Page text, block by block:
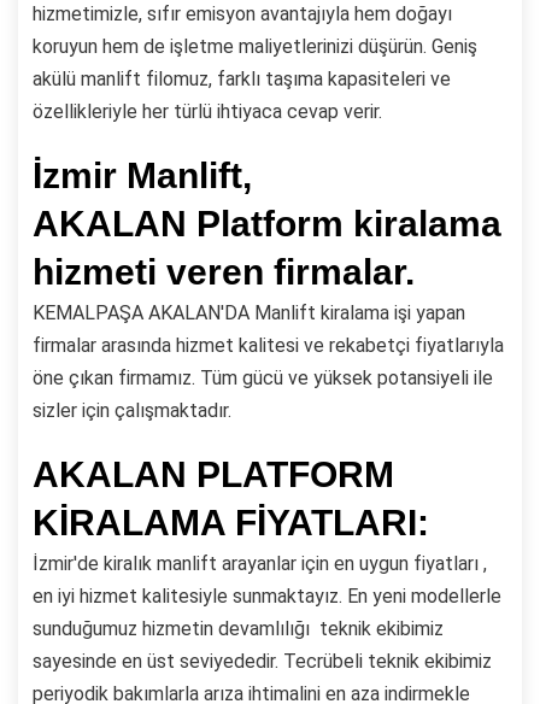
hizmetimizle, sıfır emisyon avantajıyla hem doğayı
koruyun hem de işletme maliyetlerinizi düşürün. Geniş
akülü manlift filomuz, farklı taşıma kapasiteleri ve
özellikleriyle her türlü ihtiyaca cevap verir.
İzmir Manlift,
AKALAN Platform kiralama
hizmeti veren firmalar.
KEMALPAŞA AKALAN'DA Manlift kiralama işi yapan
firmalar arasında hizmet kalitesi ve rekabetçi fiyatlarıyla
öne çıkan firmamız. Tüm gücü ve yüksek potansiyeli ile
sizler için çalışmaktadır.
AKALAN PLATFORM
KİRALAMA FİYATLARI:
İzmir'de kiralık manlift arayanlar için en uygun fiyatları ,
en iyi hizmet kalitesiyle sunmaktayız. En yeni modellerle
sunduğumuz hizmetin devamlılığı teknik ekibimiz
sayesinde en üst seviyededir. Tecrübeli teknik ekibimiz
periyodik bakımlarla arıza ihtimalini en aza indirmekle